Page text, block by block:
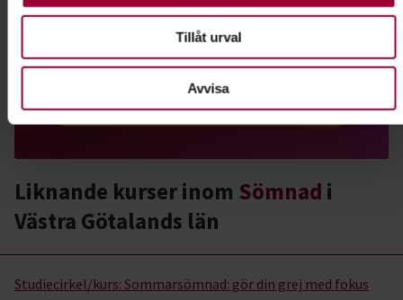
Tillåt urval
Avvisa
Lär dig att sy för husbehov eller sikta på en karriär
i modebranschen. Hos Studiefrämjandet får du
mer kunskap om sömnad.
Läs mer om ämnet
Liknande kurser inom Sömnad i
Västra Götalands län
Studiecirkel/kurs: Sommarsömnad: gör din grej med fokus